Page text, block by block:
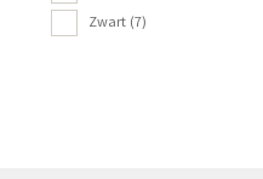
Zwart (7)